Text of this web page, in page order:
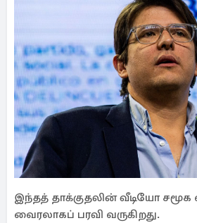
இந்தத் தாக்குதலின் வீடியோ
வைரலாகப் பரவி வருகிறது.